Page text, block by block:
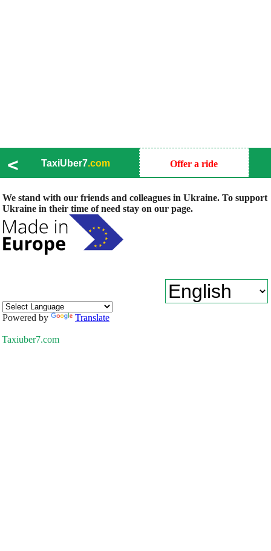
< TaxiUber7.com Offer a ride
We stand with our friends and colleagues in Ukraine. To support
Ukraine in their time of need stay on our page.
Powered by Translate
Taxiuber7.com